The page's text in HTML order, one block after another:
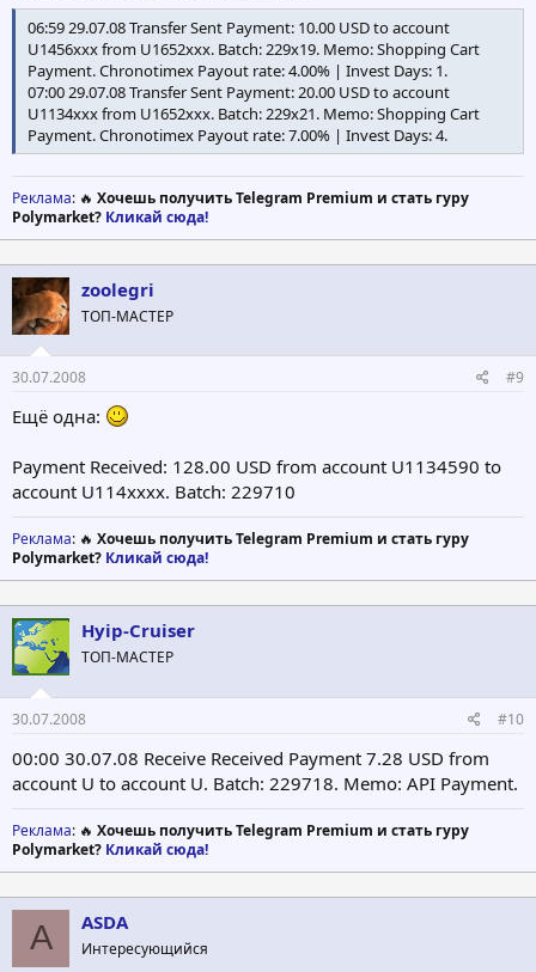
06:59 29.07.08 Transfer Sent Payment: 10.00 USD to account
U1456xxx from U1652xxx. Batch: 229x19. Memo: Shopping Cart
Payment. Chronotimex Payout rate: 4.00% | Invest Days: 1.
07:00 29.07.08 Transfer Sent Payment: 20.00 USD to account
U1134xxx from U1652xxx. Batch: 229x21. Memo: Shopping Cart
Payment. Chronotimex Payout rate: 7.00% | Invest Days: 4.
Реклама: 🔥 Хочешь получить Telegram Premium и стать гуру
Polymarket? Кликай сюда!
zoolegri
ТОП-МАСТЕР
30.07.2008 #9
Ещё одна:
Payment Received: 128.00 USD from account U1134590 to
account U114xxxx. Batch: 229710
Реклама: 🔥 Хочешь получить Telegram Premium и стать гуру
Polymarket? Кликай сюда!
Hyip-Cruiser
ТОП-МАСТЕР
30.07.2008 #10
00:00 30.07.08 Receive Received Payment 7.28 USD from
account U to account U. Batch: 229718. Memo: API Payment.
Реклама: 🔥 Хочешь получить Telegram Premium и стать гуру
Polymarket? Кликай сюда!
A ASDA
Интересующийся